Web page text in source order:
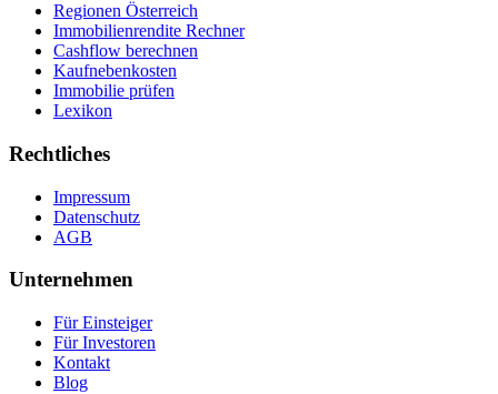
Regionen Österreich
Immobilienrendite Rechner
Cashflow berechnen
Kaufnebenkosten
Immobilie prüfen
Lexikon
Rechtliches
Impressum
Datenschutz
AGB
Unternehmen
Für Einsteiger
Für Investoren
Kontakt
Blog